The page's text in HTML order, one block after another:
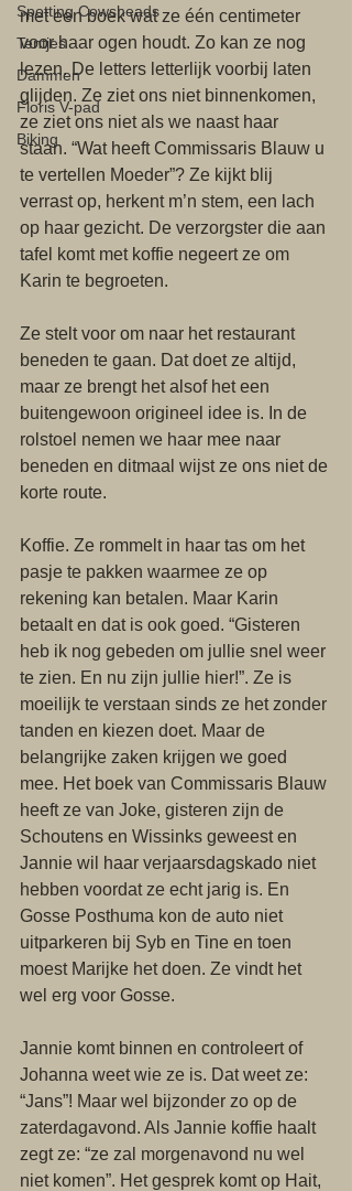
Spotting Cowsheads
Tentjes
Dammen
Floris V-pad
Biking
met een boek wat ze één centimeter
voor haar ogen houdt. Zo kan ze nog
lezen. De letters letterlijk voorbij laten
glijden. Ze ziet ons niet binnenkomen,
ze ziet ons niet als we naast haar
staan. “Wat heeft Commissaris Blauw u
te vertellen Moeder”? Ze kijkt blij
verrast op, herkent m’n stem, een lach
op haar gezicht. De verzorgster die aan
tafel komt met koffie negeert ze om
Karin te begroeten.
Ze stelt voor om naar het restaurant
beneden te gaan. Dat doet ze altijd,
maar ze brengt het alsof het een
buitengewoon origineel idee is. In de
rolstoel nemen we haar mee naar
beneden en ditmaal wijst ze ons niet de
korte route.
Koffie. Ze rommelt in haar tas om het
pasje te pakken waarmee ze op
rekening kan betalen. Maar Karin
betaalt en dat is ook goed. “Gisteren
heb ik nog gebeden om jullie snel weer
te zien. En nu zijn jullie hier!”. Ze is
moeilijk te verstaan sinds ze het zonder
tanden en kiezen doet. Maar de
belangrijke zaken krijgen we goed
mee. Het boek van Commissaris Blauw
heeft ze van Joke, gisteren zijn de
Schoutens en Wissinks geweest en
Jannie wil haar verjaarsdagskado niet
hebben voordat ze echt jarig is. En
Gosse Posthuma kon de auto niet
uitparkeren bij Syb en Tine en toen
moest Marijke het doen. Ze vindt het
wel erg voor Gosse.
Jannie komt binnen en controleert of
Johanna weet wie ze is. Dat weet ze:
“Jans”! Maar wel bijzonder zo op de
zaterdagavond. Als Jannie koffie haalt
zegt ze: “ze zal morgenavond nu wel
niet komen”. Het gesprek komt op Hait,